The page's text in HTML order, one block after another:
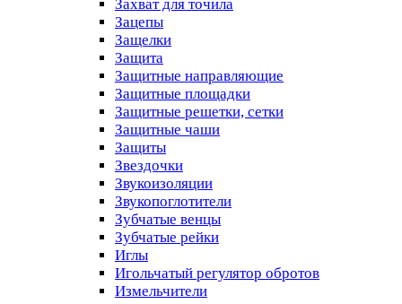
Захват для точила
Зацепы
Защелки
Защита
Защитные направляющие
Защитные площадки
Защитные решетки, сетки
Защитные чаши
Защиты
Звездочки
Звукоизоляции
Звукопоглотители
Зубчатые венцы
Зубчатые рейки
Иглы
Игольчатый регулятор обротов
Измельчители